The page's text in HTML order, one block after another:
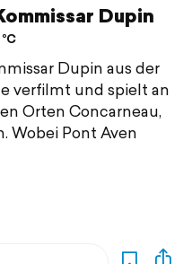
Dupin
Dupin aus der
verfilmt und spielt an
Orten Concarneau,
Wobei Pont Aven